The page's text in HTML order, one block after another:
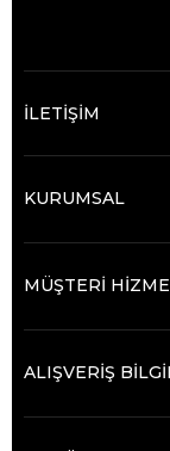
İLETİŞİM
KURUMSAL
MÜŞTERİ
ALIŞVERİŞ